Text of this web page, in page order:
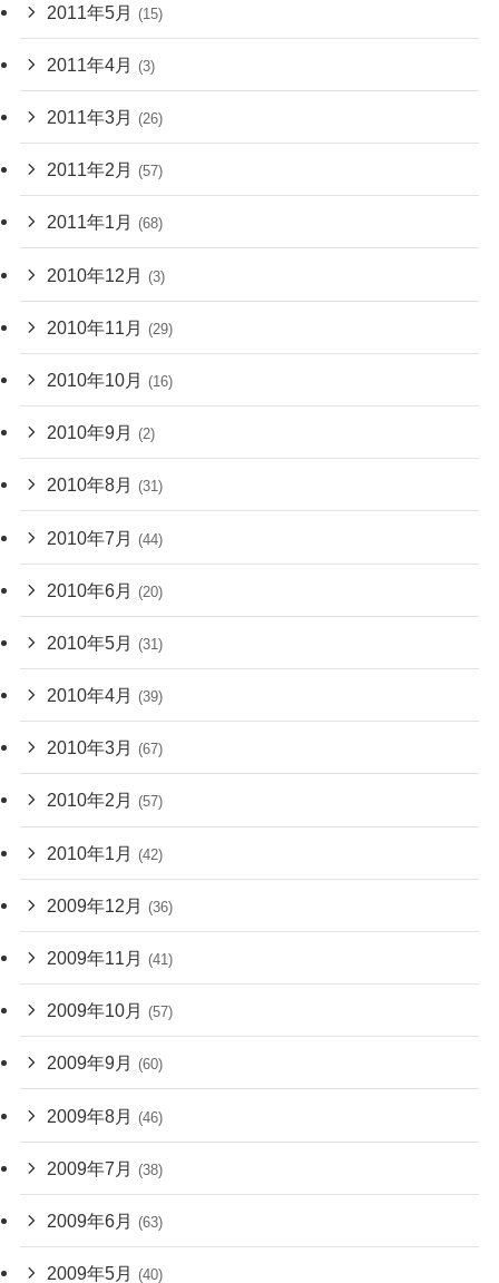
2011年5月 (15)
2011年4月 (3)
2011年3月 (26)
2011年2月 (57)
2011年1月 (68)
2010年12月 (3)
2010年11月 (29)
2010年10月 (16)
2010年9月 (2)
2010年8月 (31)
2010年7月 (44)
2010年6月 (20)
2010年5月 (31)
2010年4月 (39)
2010年3月 (67)
2010年2月 (57)
2010年1月 (42)
2009年12月 (36)
2009年11月 (41)
2009年10月 (57)
2009年9月 (60)
2009年8月 (46)
2009年7月 (38)
2009年6月 (63)
2009年5月 (40)